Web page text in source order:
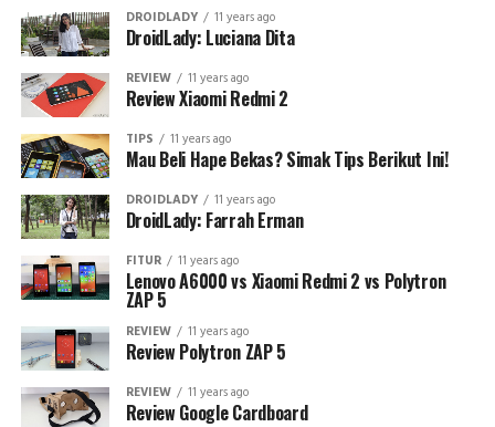
DROIDLADY 11 years ago
DroidLady: Luciana Dita
REVIEW 11 years ago
Review Xiaomi Redmi 2
TIPS 11 years ago
Mau Beli Hape Bekas? Simak Tips Berikut Ini!
DROIDLADY 11 years ago
DroidLady: Farrah Erman
FITUR 11 years ago
Lenovo A6000 vs Xiaomi Redmi 2 vs Polytron
ZAP 5
REVIEW 11 years ago
Review Polytron ZAP 5
REVIEW 11 years ago
Review Google Cardboard